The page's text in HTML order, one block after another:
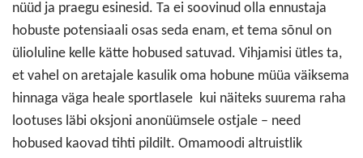
nüüd ja praegu esinesid. Ta ei soovinud olla ennustaja
hobuste potensiaali osas seda enam, et tema sõnul on
ülioluline kelle kätte hobused satuvad. Vihjamisi ütles ta,
et vahel on aretajale kasulik oma hobune müüa väiksema
hinnaga väga heale sportlasele kui näiteks suurema raha
lootuses läbi oksjoni anonüümsele ostjale – need
hobused kaovad tihti pildilt. Omamoodi altruistlik